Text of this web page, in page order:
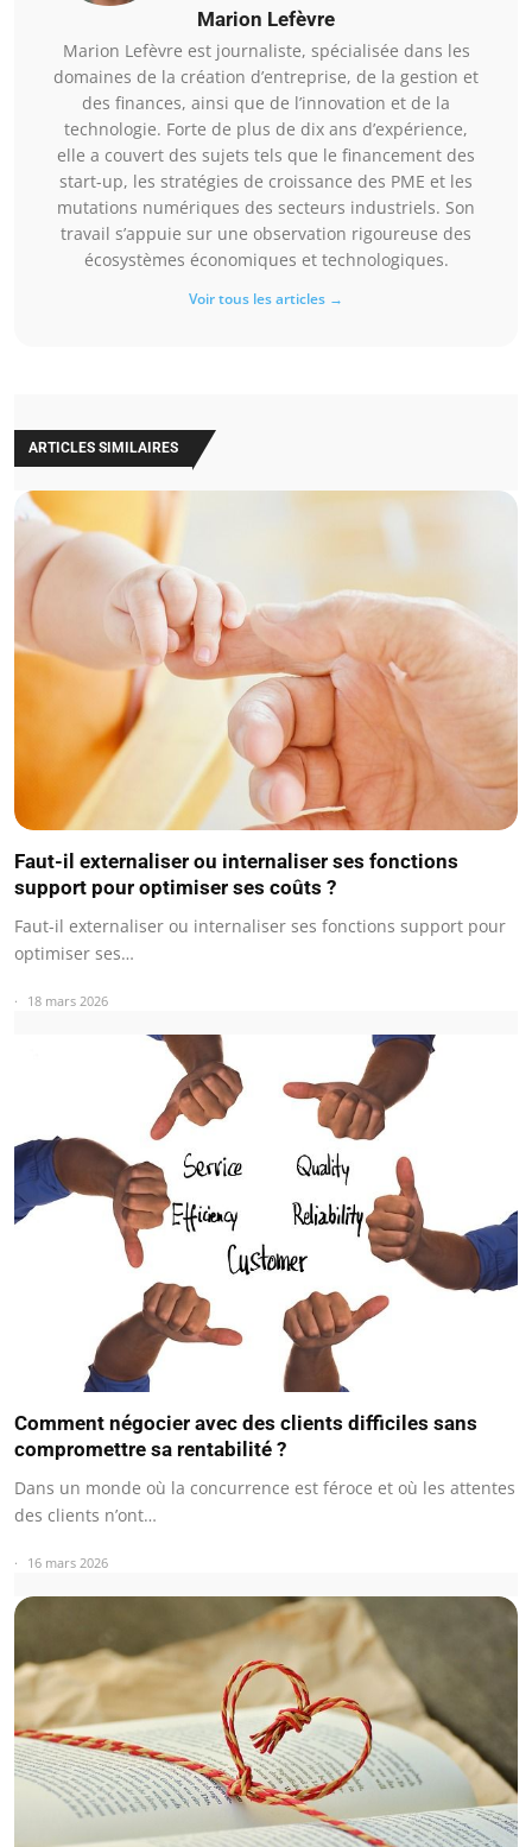
Marion Lefèvre
Marion Lefèvre est journaliste, spécialisée dans les
domaines de la création d’entreprise, de la gestion et
des finances, ainsi que de l’innovation et de la
technologie. Forte de plus de dix ans d’expérience,
elle a couvert des sujets tels que le financement des
start-up, les stratégies de croissance des PME et les
mutations numériques des secteurs industriels. Son
travail s’appuie sur une observation rigoureuse des
écosystèmes économiques et technologiques.
Voir tous les articles →
ARTICLES SIMILAIRES
Faut-il externaliser ou internaliser ses fonctions
support pour optimiser ses coûts ?
Faut-il externaliser ou internaliser ses fonctions support pour
optimiser ses…
18 mars 2026
Comment négocier avec des clients difficiles sans
compromettre sa rentabilité ?
Dans un monde où la concurrence est féroce et où les attentes
des clients n’ont…
16 mars 2026